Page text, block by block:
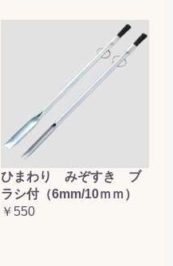
ひまわり みぞすき ブ
ラシ付（6mm/10ｍｍ）
￥550